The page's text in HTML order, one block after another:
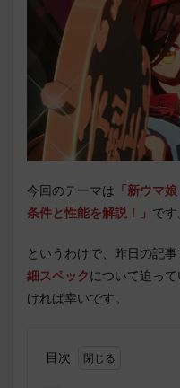
今回のテーマは 「新ウマ
条件と性能を解説！」 です
というわけで、昨日の記
細スペックについて迫っ
ければ幸いです。
目次